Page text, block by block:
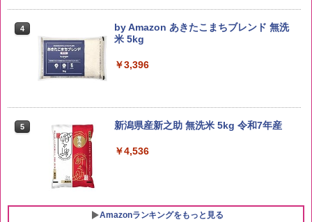
4
by Amazon あきたこまちブレンド 無洗
米 5kg
￥3,396
5 新潟県産新之助 無洗米 5kg 令和7年産
￥4,536
Amazonランキングをもっと見る